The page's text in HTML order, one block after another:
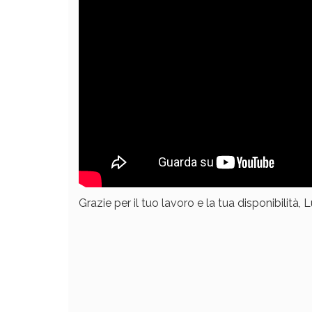
Grazie per il tuo lavoro e la tua disponibilità,